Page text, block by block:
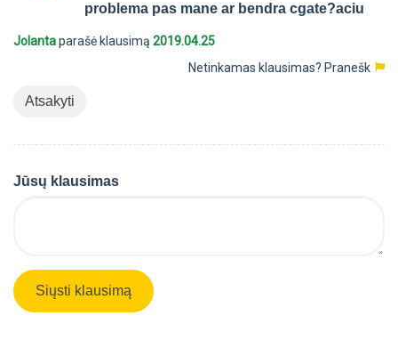
problema pas mane ar bendra cgate?aciu
Jolantaparašė klausimą 2019.04.25
Netinkamas klausimas? Pranešk
Atsakyti
Jūsų klausimas